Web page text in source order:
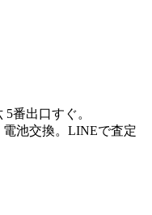
番出口すぐ。
池交換。LINEで査定